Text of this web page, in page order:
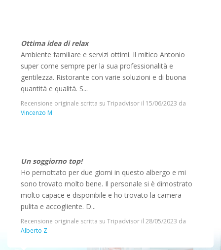
Ottima idea di relax
Ambiente familiare e servizi ottimi. Il mitico Antonio
super come sempre per la sua professionalità e
gentilezza. Ristorante con varie soluzioni e di buona
quantità e qualità. S...
Recensione originale scritta su Tripadvisor il 15/06/2023 da
Vincenzo M
Un soggiorno top!
Ho pernottato per due giorni in questo albergo e mi
sono trovato molto bene. Il personale si è dimostrato
molto capace e disponibile e ho trovato la camera
pulita e accogliente. D...
Recensione originale scritta su Tripadvisor il 28/05/2023 da
Alberto Z